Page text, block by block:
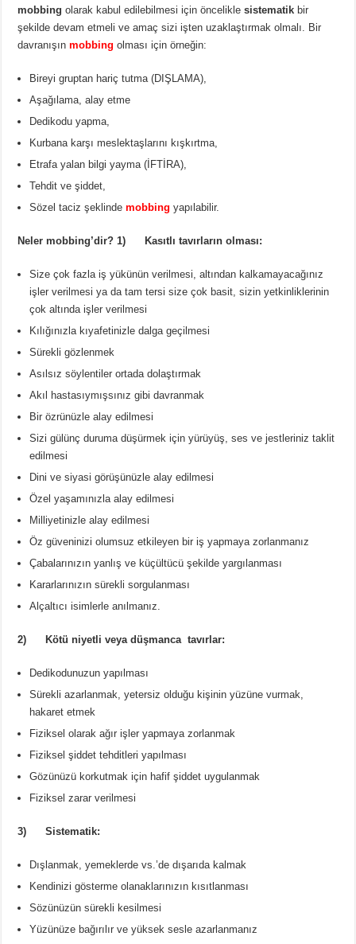
mobbingolarak kabul edilebilmesi için önceliklesistematik bir
şekilde devam etmeli ve amaç sizi işten uzaklaştırmak olmalı. Bir
davranışınmobbing olması için örneğin:
Bireyi gruptan hariç tutma (DIŞLAMA),
Aşağılama, alay etme
Dedikodu yapma,
Kurbana karşı meslektaşlarını kışkırtma,
Etrafa yalan bilgi yayma (İFTİRA),
Tehdit ve şiddet,
Sözel taciz şeklindemobbing yapılabilir.
Neler mobbing’dir? 1) Kasıtlı tavırların olması:
Size çok fazla iş yükünün verilmesi, altından kalkamayacağınız
işler verilmesi ya da tam tersi size çok basit, sizin yetkinliklerinin
çok altında işler verilmesi
Kılığınızla kıyafetinizle dalga geçilmesi
Sürekli gözlenmek
Asılsız söylentiler ortada dolaştırmak
Akıl hastasıymışsınız gibi davranmak
Bir özrünüzle alay edilmesi
Sizi gülünç duruma düşürmek için yürüyüş, ses ve jestleriniz taklit
edilmesi
Dini ve siyasi görüşünüzle alay edilmesi
Özel yaşamınızla alay edilmesi
Milliyetinizle alay edilmesi
Öz güveninizi olumsuz etkileyen bir iş yapmaya zorlanmanız
Çabalarınızın yanlış ve küçültücü şekilde yargılanması
Kararlarınızın sürekli sorgulanması
Alçaltıcı isimlerle anılmanız.
2) Kötü niyetli veya düşmanca tavırlar:
Dedikodunuzun yapılması
Sürekli azarlanmak, yetersiz olduğu kişinin yüzüne vurmak,
hakaret etmek
Fiziksel olarak ağır işler yapmaya zorlanmak
Fiziksel şiddet tehditleri yapılması
Gözünüzü korkutmak için hafif şiddet uygulanmak
Fiziksel zarar verilmesi
3) Sistematik:
Dışlanmak, yemeklerde vs.’de dışarıda kalmak
Kendinizi gösterme olanaklarınızın kısıtlanması
Sözünüzün sürekli kesilmesi
Yüzünüze bağırılır ve yüksek sesle azarlanmanız